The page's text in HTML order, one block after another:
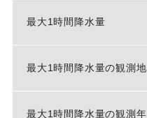
最大1時間降水量
最大1時間降水量の観測地
最大1時間降水量の観測年